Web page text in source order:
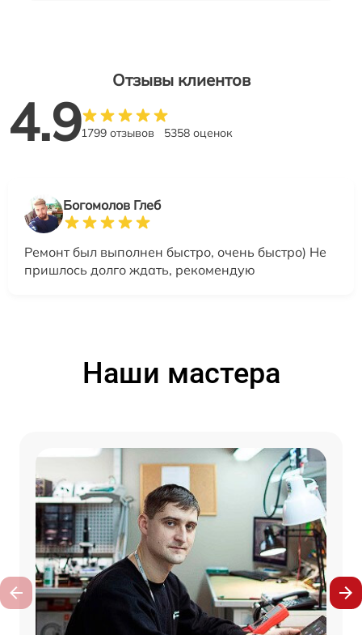
Отзывы клиентов
4.91799 отзывов 5358 оценок
Богомолов Глеб
Ремонт был выполнен быстро, очень быстро) Не
пришлось долго ждать, рекомендую
Наши мастера